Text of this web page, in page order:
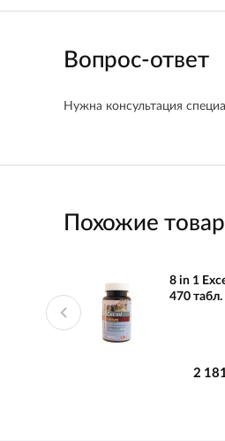
Вопрос-ответ
Нужна консультация
Похожие
8 in 1
470 табл.
2